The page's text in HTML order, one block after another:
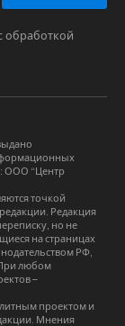
обработкой
ООО “Центр
точкой
Редакция
но не
на страницах
РФ,
При любом
–
проектом и
Мнения